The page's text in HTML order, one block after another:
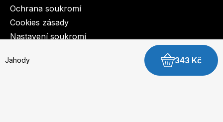
Jahody 343 Kč
Ochrana soukromí
Cookies zásady
Nastavení soukromí
© 2003-2026 BurdaMedia Extra s.r.o.